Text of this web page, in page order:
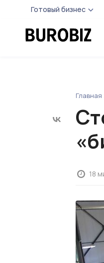
Готовый бизнес
Главная
18